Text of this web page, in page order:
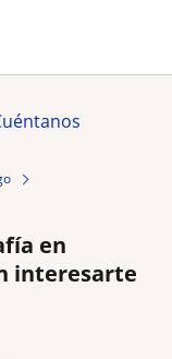
en
interesarte